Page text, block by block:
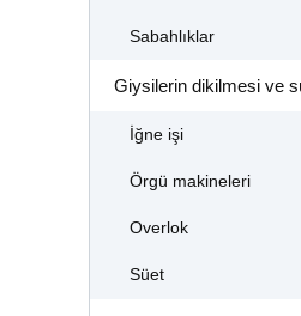
Sabahlıklar
Giysilerin dikilmesi ve
İğne işi
Örgü makineleri
Overlok
Süet